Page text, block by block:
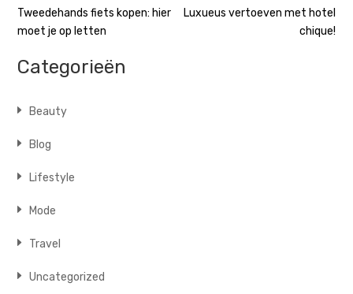
Bericht
navigatie
Tweedehands fiets kopen: hier
moet je op letten
Luxueus vertoeven met hotel
chique!
Categorieën
Beauty
Blog
Lifestyle
Mode
Travel
Uncategorized